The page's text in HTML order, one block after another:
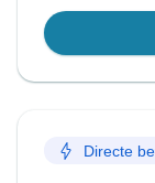
Directe